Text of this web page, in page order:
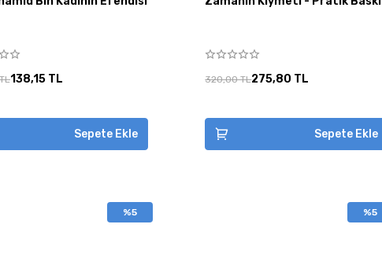
138,15 TL
Sepete Ekle
320,00 TL275,80 TL
Sepete Ekle
%5 %5